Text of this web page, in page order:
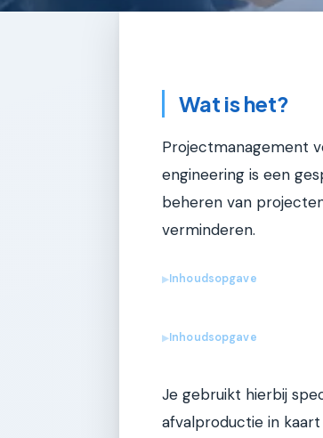
Wat is het?
Projectmanagement
engineering is een
beheren van
verminderen.
▶Inhoudsopgave
▶Inhoudsopgave
Je gebruikt hierbij
afvalproductie in